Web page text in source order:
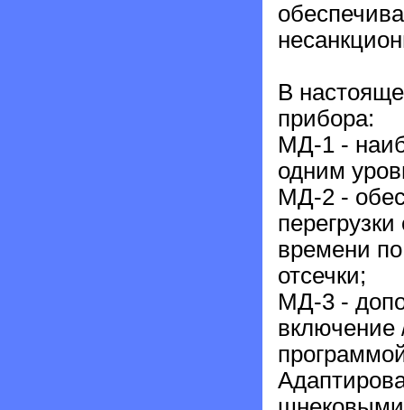
В
прибора:
МД-1 -
одним
МД-2 -
времени
отсечки;
МД-3 -
включение